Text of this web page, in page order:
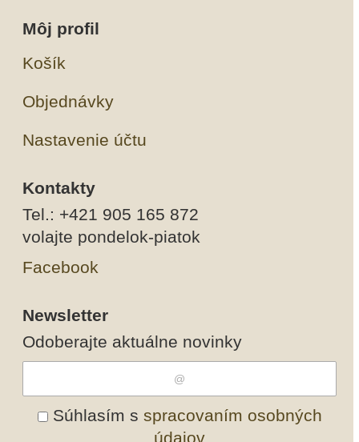
Môj profil
Košík
Objednávky
Nastavenie účtu
Kontakty
Tel.: +421 905 165 872
volajte pondelok-piatok
Facebook
Newsletter
Odoberajte aktuálne novinky
Súhlasím s spracovaním osobných
údajov